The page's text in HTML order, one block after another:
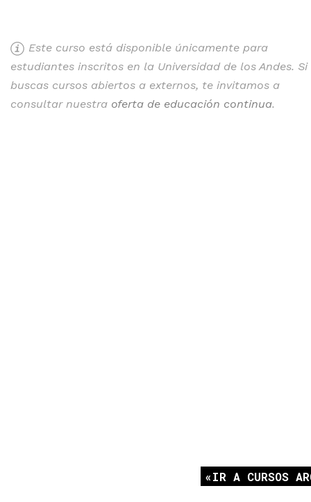
Este curso está disponible únicamente para
estudiantes inscritos en la Universidad de los Andes. Si
buscas cursos abiertos a externos, te invitamos a
consultar nuestra oferta de educación continua.
IR A CURSOS